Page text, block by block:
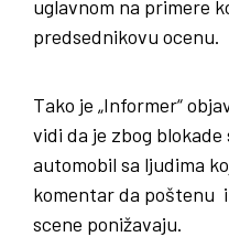
uglavnom na primere
predsednikovu ocenu.
Tako je „Informer“
vidi da je zbog
automobil sa ljudima
komentar da poštenu
scene ponižavaju.